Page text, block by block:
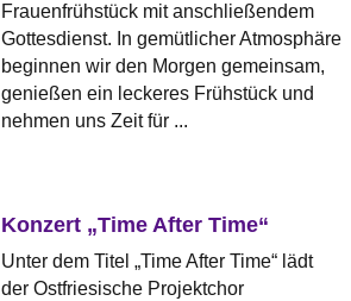
Frauenfrühstück mit anschließendem
Gottesdienst. In gemütlicher Atmosphäre
beginnen wir den Morgen gemeinsam,
genießen ein leckeres Frühstück und
nehmen uns Zeit für ...
Konzert „Time After Time“
Unter dem Titel „Time After Time“ lädt
der Ostfriesische Projektchor